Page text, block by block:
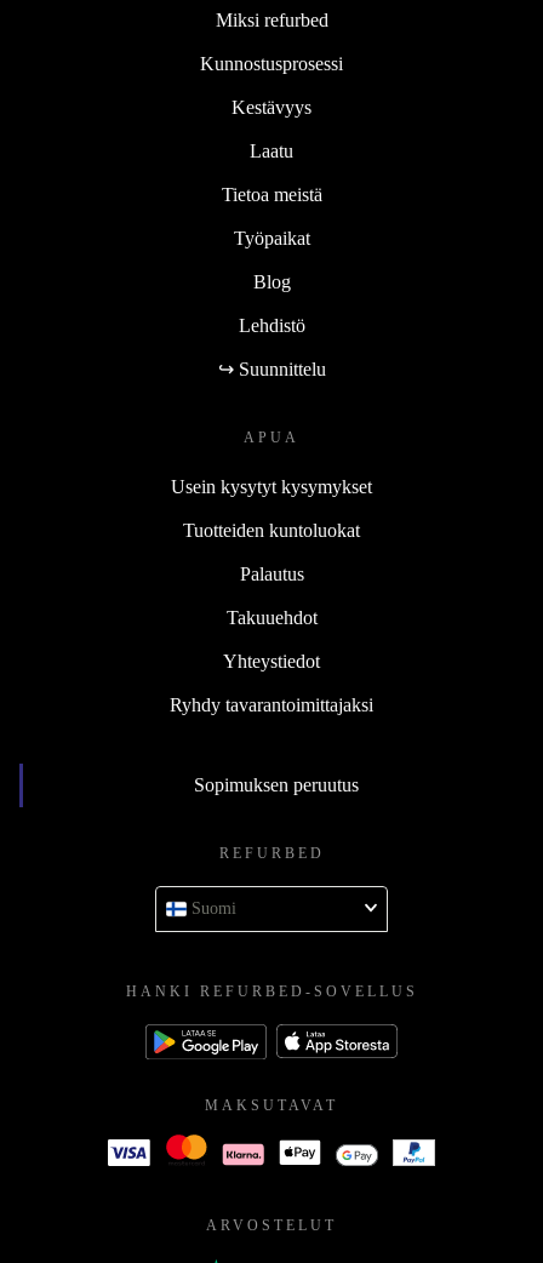
Miksi refurbed
Kunnostusprosessi
Kestävyys
Laatu
Tietoa meistä
Työpaikat
Blog
Lehdistö
↪ Suunnittelu
APUA
Usein kysytyt kysymykset
Tuotteiden kuntoluokat
Palautus
Takuuehdot
Yhteystiedot
Ryhdy tavarantoimittajaksi
Sopimuksen peruutus
REFURBED
Suomi
HANKI REFURBED-SOVELLUS
MAKSUTAVAT
ARVOSTELUT